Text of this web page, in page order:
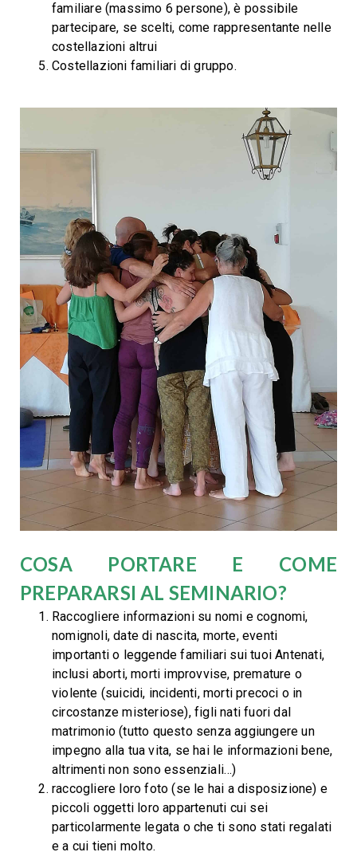
familiare (massimo 6 persone), è possibile
partecipare, se scelti, come rappresentante nelle
costellazioni altrui
Costellazioni familiari di gruppo.
COSA PORTARE E COME
PREPARARSI AL SEMINARIO?
Raccogliere informazioni su nomi e cognomi,
nomignoli, date di nascita, morte, eventi
importanti o leggende familiari sui tuoi Antenati,
inclusi aborti, morti improvvise, premature o
violente (suicidi, incidenti, morti precoci o in
circostanze misteriose), figli nati fuori dal
matrimonio (tutto questo senza aggiungere un
impegno alla tua vita, se hai le informazioni bene,
altrimenti non sono essenziali…)
raccogliere loro foto (se le hai a disposizione) e
piccoli oggetti loro appartenuti cui sei
particolarmente legata o che ti sono stati regalati
e a cui tieni molto.